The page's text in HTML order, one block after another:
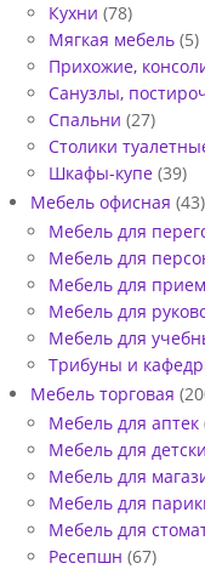
Кухни (78)
Мягкая мебель (5)
Прихожие,
Санузлы,
Спальни (27)
Столики
Шкафы-купе (39)
Мебель офисная (43)
Мебель для
Мебель для
Мебель для
Мебель для
Мебель для
Трибуны и
Мебель торговая
Мебель для аптек
Мебель для
Мебель для
Мебель для
Мебель для
Ресепшн (67)